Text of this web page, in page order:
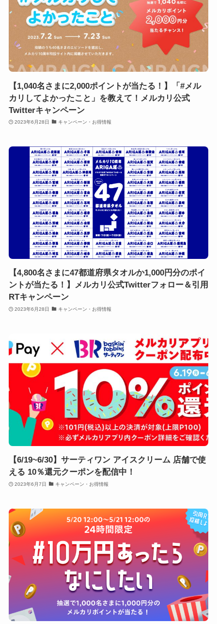
【1,040名さまに2,000ポイントが当たる！】「#メル
カリしてよかったこと」を教えて！メルカリ公式
Twitterキャンペーン
2023年6月28日 キャンペーン・お得情報
【4,800名さまに47都道府県タオルか1,000円分のポイ
ントが当たる！】メルカリ公式Twitterフォロー＆引用
RTキャンペーン
2023年6月28日 キャンペーン・お得情報
【6/19~6/30】サーティワン アイスクリーム 店舗で使
える 10％還元クーポンを配信中！
2023年6月7日 キャンペーン・お得情報